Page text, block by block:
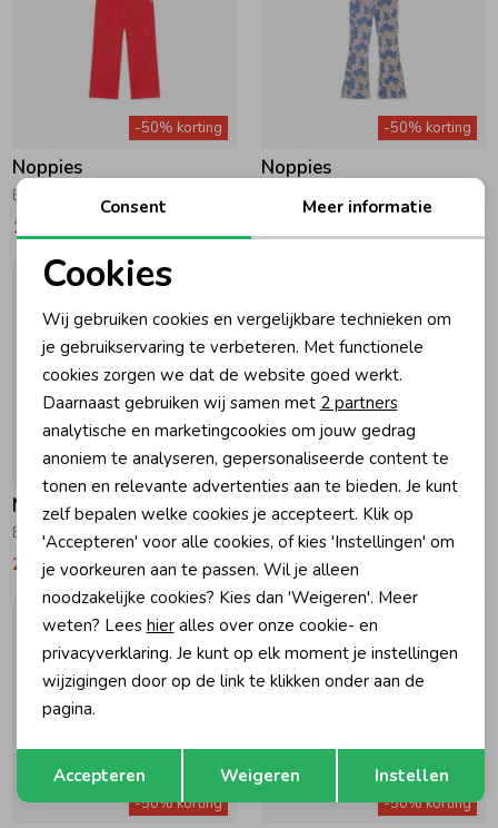
-50% korting
Noppies
Broek Poinsettia
19,97
-50% korting
Noppies
Legging flared Infinity
-50% korting
Noppies
Broek Cork
21,47 42,95
-50% korting
Noppies
Broek met streep Bone White
21,47 42,95
-50% korting -50% korting
Noodzakelijke cookies
Personalisatie cookies
Analytische cookies
Marketing cookies
Terug Opslaan
Consent Meer informatie
Cookies
Wij gebruiken cookies en vergelijkbare technieken om
je gebruikservaring te verbeteren. Met functionele
cookies zorgen we dat de website goed werkt.
Daarnaast gebruiken wij samen met 2 partners
analytische en marketingcookies om jouw gedrag
anoniem te analyseren, gepersonaliseerde content te
tonen en relevante advertenties aan te bieden. Je kunt
zelf bepalen welke cookies je accepteert. Klik op
'Accepteren' voor alle cookies, of kies 'Instellingen' om
je voorkeuren aan te passen. Wil je alleen
noodzakelijke cookies? Kies dan 'Weigeren'. Meer
weten? Lees hieralles over onze cookie- en
privacyverklaring. Je kunt op elk moment je instellingen
wijzigingen door op de link te klikken onder aan de
pagina.
Accepteren Weigeren Instellen